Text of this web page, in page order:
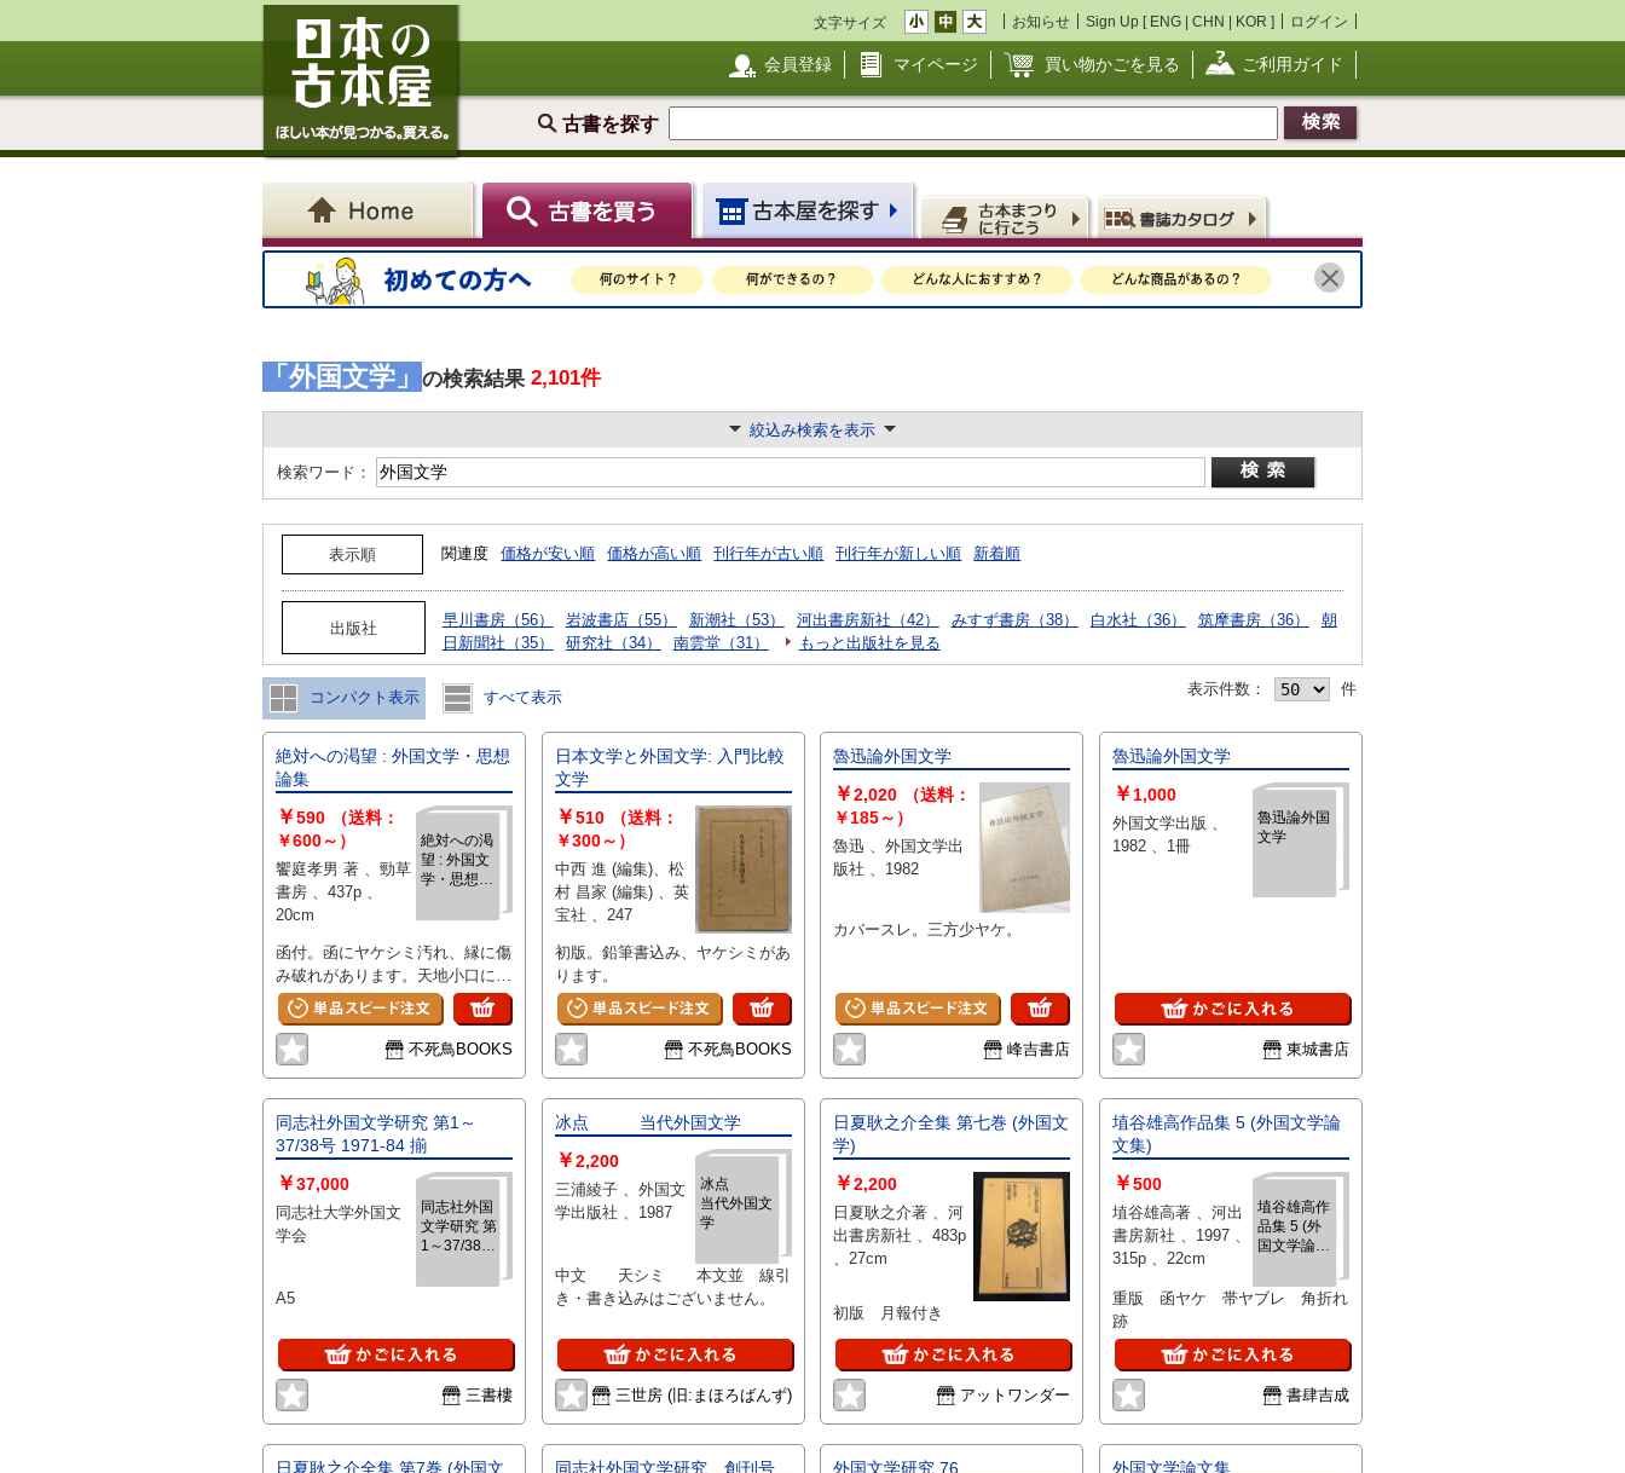
文字サイズ お知らせ Sign Up [ ENG | CHN | KOR ] ログイン
会員登録 マイページ 買い物かごを見る ご利用ガイド
古書を探す
「外国文学」 の検索結果 2,101件
絞込み検索を表示
検索ワード：
表示順 関連度 価格が安い順 価格が高い順 刊行年が古い順 刊行年が新しい順 新着順
出版社 早川書房（56） 岩波書店（55） 新潮社（53） 河出書房新社（42） みすず書房（38） 白水社（36） 筑摩書房（36）
朝
日新聞社（35）
研究社（34） 南雲堂（31） もっと出版社を見る
コンパクト表示 すべて表示 表示件数： 件
絶対への渇望 : 外国文学・思想
論集
絶対への渇
望 : 外国文
学・思想論
￥590
（送料：
￥600～）
饗庭孝男 著 、勁草
書房 、437p 、
20cm
函付。函にヤケシミ汚れ、縁に傷
み破れがあります。天地小口にヤ
ケ、見返しに剥がし跡がありま
す。
不死鳥BOOKS
日本文学と外国文学: 入門比較
文学
￥510
（送料：
￥300～）
中西 進 (編集)、松
村 昌家 (編集) 、英
宝社 、247
初版。鉛筆書込み、ヤケシミがあ
ります。
不死鳥BOOKS
魯迅論外国文学
￥2,020
（送料：
￥185～）
魯迅 、外国文学出
版社 、1982
カバースレ。三方少ヤケ。
峰吉書店
魯迅論外国文学
魯迅論外国
文学
￥ 1,000
外国文学出版 、
1982 、1冊
東城書店
同志社外国文学研究 第1～
37/38号 1971-84 揃
同志社外国
文学研究 第
1～37/38号
￥37,000
同志社大学外国文
学会
A5
三書樓
冰点 当代外国文学
冰点
当代外国文
学
￥2,200
三浦綾子 、外国文
学出版社 、1987
中文 天シミ 本文並 線引
き・書き込みはございません。
三世房 (旧:まほろばんず)
日夏耿之介全集 第七巻 (外国文
学)
￥2,200
日夏耿之介著 、河
出書房新社 、483p
、27cm
初版 月報付き
アットワンダー
埴谷雄高作品集 5 (外国文学論
文集)
埴谷雄高作
品集 5 (外
国文学論文
￥500
埴谷雄高著 、河出
書房新社 、1997 、
315p 、22cm
重版 函ヤケ 帯ヤブレ 角折れ
跡
書肆吉成
日夏耿之介全集 第7巻 (外国文
同志社外国文学研究 創刊号 外国文学研究 76 外国文学論文集